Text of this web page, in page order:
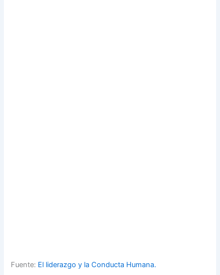
Fuente: El liderazgo y la Conducta Humana.